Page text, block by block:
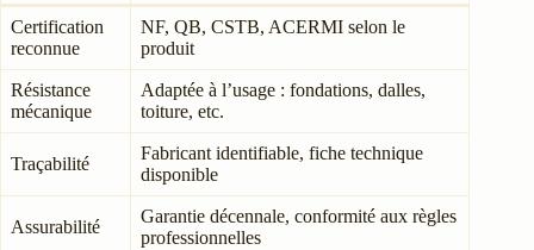
Certification
reconnue
NF, QB, CSTB, ACERMI selon le
produit
Résistance
mécanique
Adaptée à l’usage : fondations, dalles,
toiture, etc.
Traçabilité
Fabricant identifiable, fiche technique
disponible
Assurabilité
Garantie décennale, conformité aux règles
professionnelles